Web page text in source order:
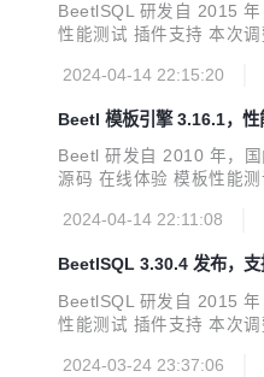
BeetlSQL 研发自 2015
性能测试 插件支持 本次调
2024-04-14 22:15:20
Beetl 模板引擎 3.16.1，
Beetl 研发自 2010 年，
源码 在线体验 模板性能
2024-04-14 22:11:08
BeetlSQL 3.30.4 发布，
BeetlSQL 研发自 2015
性能测试 插件支持 本次
2024-03-24 23:37:06